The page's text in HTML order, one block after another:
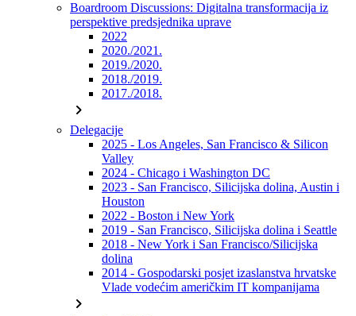
Boardroom Discussions: Digitalna transformacija iz
perspektive predsjednika uprave
2022
2020./2021.
2019./2020.
2018./2019.
2017./2018.
chevron_right
Delegacije
2025 - Los Angeles, San Francisco & Silicon
Valley
2024 - Chicago i Washington DC
2023 - San Francisco, Silicijska dolina, Austin i
Houston
2022 - Boston i New York
2019 - San Francisco, Silicijska dolina i Seattle
2018 - New York i San Francisco/Silicijska
dolina
2014 - Gospodarski posjet izaslanstva hrvatske
Vlade vodećim američkim IT kompanijama
chevron_right